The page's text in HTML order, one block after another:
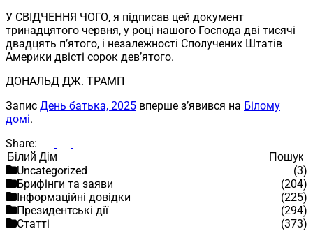
У СВІДЧЕННЯ ЧОГО, я підписав цей документ
тринадцятого червня, у році нашого Господа дві тисячі
двадцять п’ятого, і незалежності Сполучених Штатів
Америки двісті сорок дев’ятого.
ДОНАЛЬД ДЖ. ТРАМП
Запис День батька, 2025 вперше з’явився на Білому
домі.
Share:
Пошук
Пошук
Uncategorized
(3)
Брифінги та заяви
(204)
Інформаційні довідки
(225)
Президентські дії
(294)
Статті
(373)